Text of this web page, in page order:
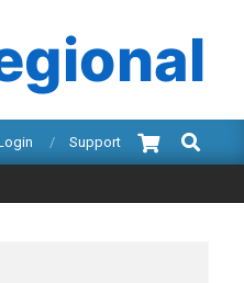
Support
Search